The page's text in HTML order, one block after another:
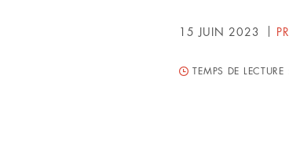
15 JUIN 2023
TEMPS DE